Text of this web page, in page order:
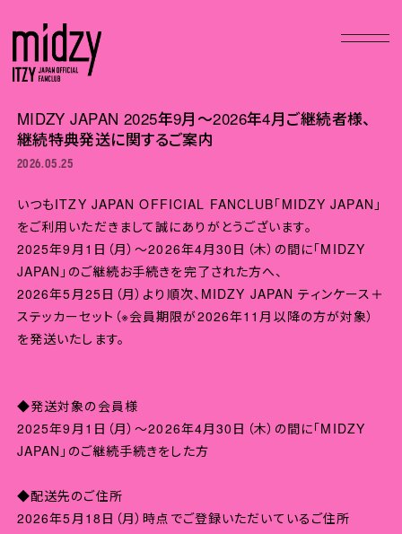
MIDZY JAPAN 2025年9月～2026年4月ご継続者様、
継続特典発送に関するご案内
2026.05.25
いつもITZY JAPAN OFFICIAL FANCLUB「MIDZY JAPAN」
をご利用いただきまして誠にありがとうございます。
2025年9月1日（月）～2026年4月30日（木）の間に「MIDZY
JAPAN」のご継続お手続きを完了された方へ、
2026年5月25日（月）より順次、MIDZY JAPAN ティンケース＋
ステッカーセット（※会員期限が2026年11月以降の方が対象）
を発送いたします。
◆発送対象の会員様
2025年9月1日（月）～2026年4月30日（木）の間に「MIDZY
JAPAN」のご継続手続きをした方
◆配送先のご住所
2026年5月18日（月）時点でご登録いただいているご住所